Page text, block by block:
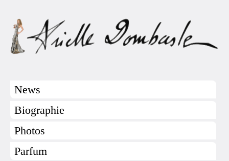
News
Biographie
Photos
Parfum